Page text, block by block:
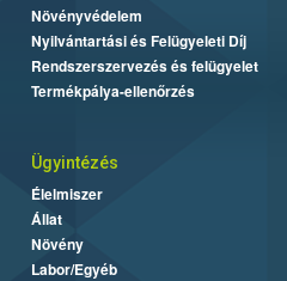
Növényvédelem
Nyilvántartási és Felügyeleti Díj
Rendszerszervezés és felügyelet
Termékpálya-ellenőrzés
Ügyintézés
Élelmiszer
Állat
Növény
Labor/Egyéb